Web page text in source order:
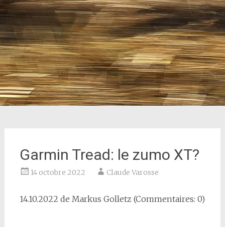
Garmin Tread: le zumo XT?
14 octobre 2022 Claude Varosse
14.10.2022 de Markus Golletz (Commentaires: 0)